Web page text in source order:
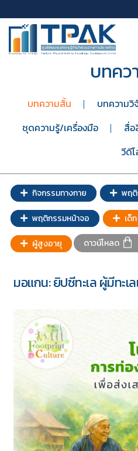
บทคว
บทความสั้น บทความวิ
ชุดความรู้/เครื่องมือ
สื่
วีดี
กิจกรรมทางกาย พฤ
พฤติกรรมหน้าจอ เด็ก
ผู้สูงอายุ ดาวน์โหลด
มอแกน: ยิปซีทะเล ผู้มีทะเ